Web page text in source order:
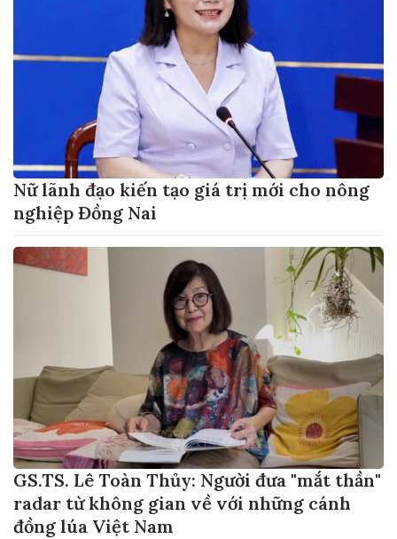
Nữ lãnh đạo kiến tạo giá trị mới cho nông
nghiệp Đồng Nai
GS.TS. Lê Toàn Thủy: Người đưa "mắt thần"
radar từ không gian về với những cánh
đồng lúa Việt Nam